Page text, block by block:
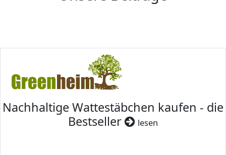
Nachhaltige Wattestäbchen kaufen - die
Bestseller
lesen